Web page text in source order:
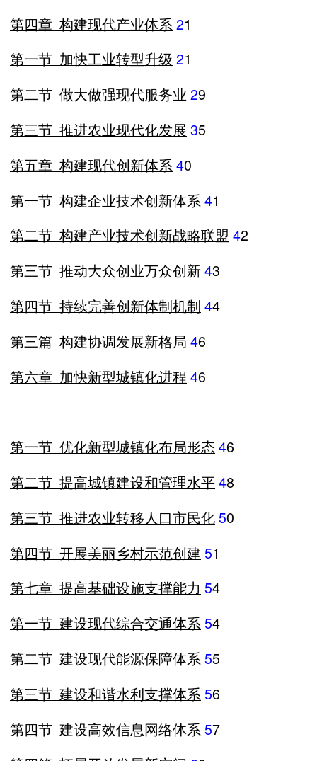
第四章 构建现代产业体系 21
第一节 加快工业转型升级 21
第二节 做大做强现代服务业 29
第三节 推进农业现代化发展 35
第五章 构建现代创新体系 40
第一节 构建企业技术创新体系 41
第二节 构建产业技术创新战略联盟 42
第三节 推动大众创业万众创新43
第四节 持续完善创新体制机制 44
第三篇 构建协调发展新格局 46
第六章 加快新型城镇化进程 46
第一节 优化新型城镇化布局形态 46
第二节 提高城镇建设和管理水平48
第三节 推进农业转移人口市民化50
第四节 开展美丽乡村示范创建 51
第七章 提高基础设施支撑能力 54
第一节 建设现代综合交通体系54
第二节 建设现代能源保障体系55
第三节 建设和谐水利支撑体系 56
第四节 建设高效信息网络体系 57